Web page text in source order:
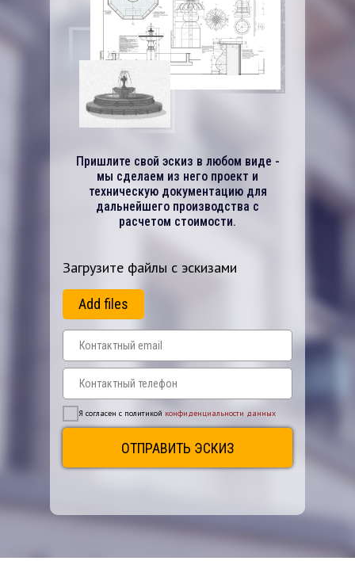
Загрузите файлы с эскизами
Add files
Я согласен с политикой конфиденциальности данных
ОТПРАВИТЬ ЭСКИЗ
Пришлите свой эскиз в любом виде -
мы сделаем из него проект и
техническую документацию для
дальнейшего производства с
расчетом стоимости.